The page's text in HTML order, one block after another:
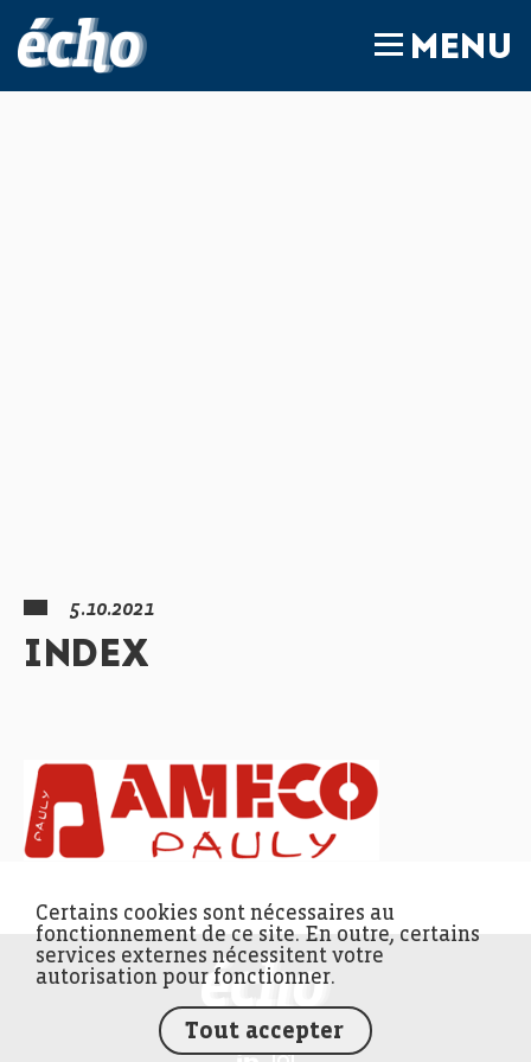
MENU
5.10.2021
INDEX
FEDIL écho
Certains cookies sont nécessaires au
fonctionnement de ce site. En outre, certains
services externes nécessitent votre
autorisation pour fonctionner.
Tout accepter